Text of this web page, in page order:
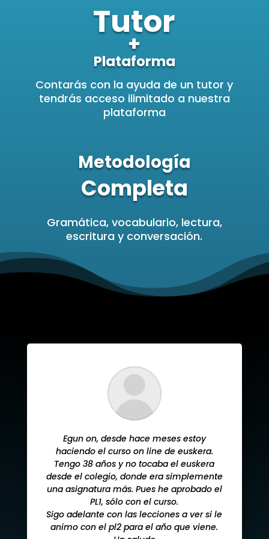
Tutor
+
Plataforma
Contarás con la ayuda de un tutor y
tendrás acceso ilimitado a nuestra
plataforma
Metodología
Completa
Gramática, vocabulario, lectura,
escritura y conversación.
Egun on, desde hace meses estoy
haciendo el curso on line de euskera.
Tengo 38 años y no tocaba el euskera
desde el colegio, donde era simplemente
una asignatura más. Pues he aprobado el
PL1, sólo con el curso.
Sigo adelante con las lecciones a ver si le
animo con el pl2 para el año que viene.